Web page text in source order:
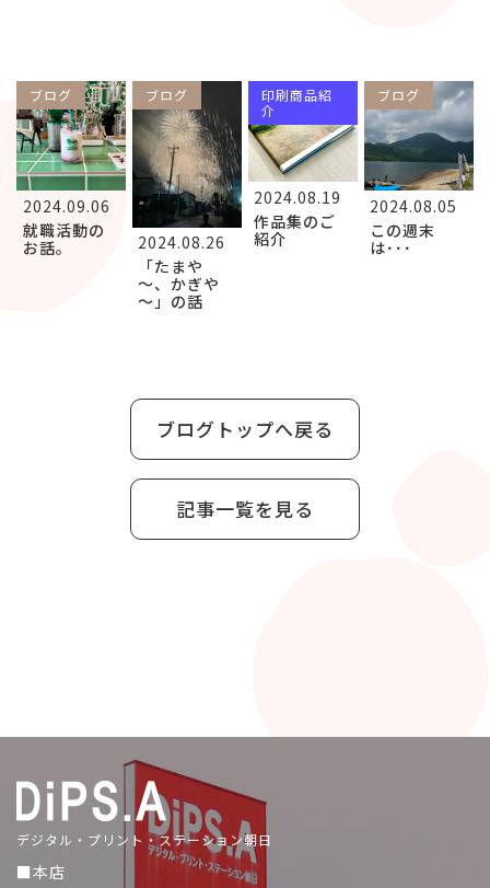
ブログ
2024.09.06
就職活動の
お話。
ブログ
2024.08.26
「たまや
～、かぎや
～」の話
印刷商品紹
介
2024.08.19
作品集のご
紹介
ブログ
2024.08.05
この週末
は･･･
ブログトップへ戻る
記事一覧を見る
デジタル・プリント・ステーション朝日
■本店